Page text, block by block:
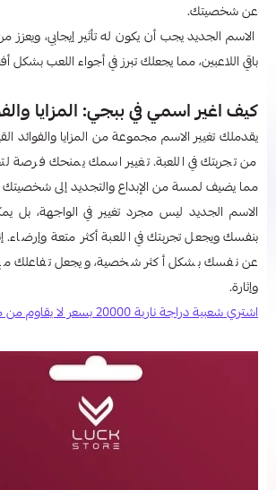
عن شخصيتك.
الاسم الجديد يجب أن يكون له تأثير إيجابي،
باقي اللاعبين، مما يجعلك تبرز في أجواء اللعب بشكل
كيف اغير اسمي في ببجي: المزايا
يقدملك تغيير الاسم مجموعة من المزايا والفوائد
من تجربتك في اللعبة. تغيير اسمك يمنحك فرصة
مما يضيف لمسة من الإبداع والتجديد إلى شخصيتك
الاسم الجديد ليس مجرد تغيير في الواجهة، بل
بنفسك ويجعل تجربتك في اللعبة أكثر متعة وإرضاء.
عن نفسك بشكل أكثر شخصية، ويجعل تفاعلك مع
وإثارة.
اشتري شعبية دراجة نارية 20000 بسعر لا يقاوم من متجر Luck Store